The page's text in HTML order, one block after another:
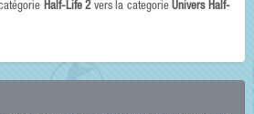
Half-Life 2vers la categorieUnivers Half-